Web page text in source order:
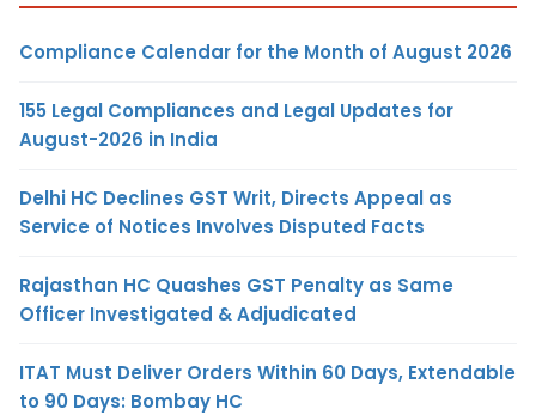
Compliance Calendar for the Month of August 2026
155 Legal Compliances and Legal Updates for
August-2026 in India
Delhi HC Declines GST Writ, Directs Appeal as
Service of Notices Involves Disputed Facts
Rajasthan HC Quashes GST Penalty as Same
Officer Investigated & Adjudicated
ITAT Must Deliver Orders Within 60 Days, Extendable
to 90 Days: Bombay HC